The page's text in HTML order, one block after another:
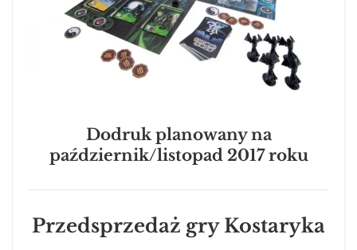
Dodruk planowany na
październik/listopad 2017 roku
Przedsprzedaż gry Kostaryka